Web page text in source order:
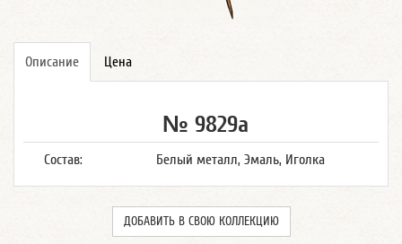
Описание Цена
№ 9829а
Состав: Белый металл, Эмаль, Иголка
ДОБАВИТЬ В СВОЮ КОЛЛЕКЦИЮ